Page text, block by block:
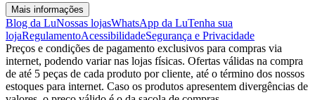
Mais informações
Blog da LuNossas lojasWhatsApp da LuTenha sua
lojaRegulamentoAcessibilidadeSegurança e Privacidade
Preços e condições de pagamento exclusivos para compras via
internet, podendo variar nas lojas físicas. Ofertas válidas na compra
de até 5 peças de cada produto por cliente, até o término dos nossos
estoques para internet. Caso os produtos apresentem divergências de